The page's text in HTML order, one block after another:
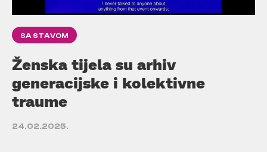
SA STAVOM
Ženska tijela su arhiv
generacijske i kolektivne
traume
24.02.2025.